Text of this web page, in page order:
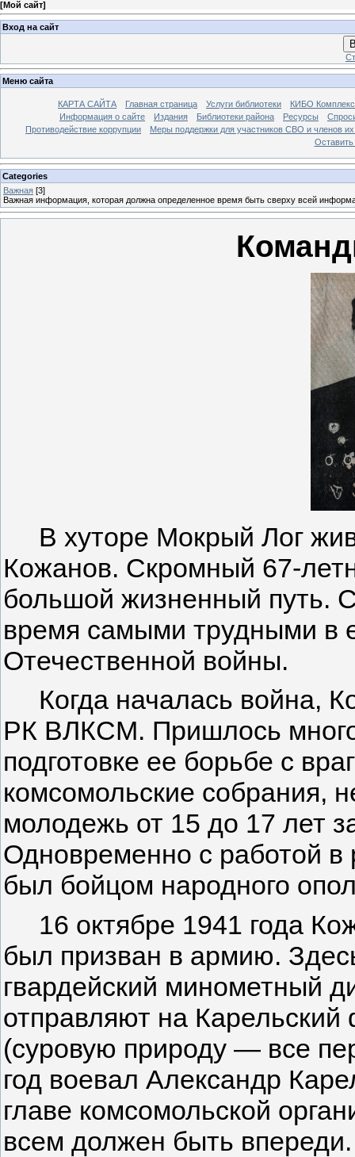
[Мой сайт]
Вход на сайт
Меню сайта
КАРТА САЙТА Главная страница Услуги библиотеки
КИБО
Информация о сайте
Издания Библиотеки района Ресурсы
Противодействие коррупции
Меры поддержки для участников СВО и членов
Оставить
Categories
Важная [3]
Важная информация, которая должна определенное время быть сверху всей
В хуторе Мокрый Лог
Кожанов. Скромный 67-
большой жизненный путь.
время самыми трудны­ми в
Отечественной вой­ны.
Когда началась война,
РК ВЛКСМ. Пришлось
подготовке ее борьбе с
комсомольские соб­рания,
молодежь от 15 до 17 лет
Одновременно с работой
был бойцом народного
16 октябре 1941 года
был призван в армию.
гвардейский минометный
отправляют на
(суровую природу — все
год воевал Александр
главе комсомольской
всем должен быть впереди.